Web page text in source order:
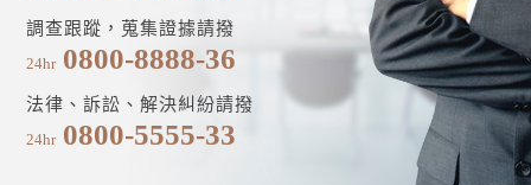
調查跟蹤，蒐集證據請撥
24hr 0800-8888-36
法律、訴訟、解決糾紛請撥
24hr 0800-5555-33